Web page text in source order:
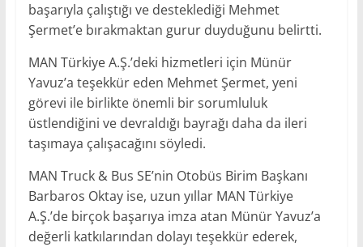
başarıyla çalıştığı ve desteklediği Mehmet
Şermet’e bırakmaktan gurur duyduğunu belirtti.
MAN Türkiye A.Ş.’deki hizmetleri için Münür
Yavuz’a teşekkür eden Mehmet Şermet, yeni
görevi ile birlikte önemli bir sorumluluk
üstlendiğini ve devraldığı bayrağı daha da ileri
taşımaya çalışacağını söyledi.
MAN Truck & Bus SE’nin Otobüs Birim Başkanı
Barbaros Oktay ise, uzun yıllar MAN Türkiye
A.Ş.’de birçok başarıya imza atan Münür Yavuz’a
değerli katkılarından dolayı teşekkür ederek,